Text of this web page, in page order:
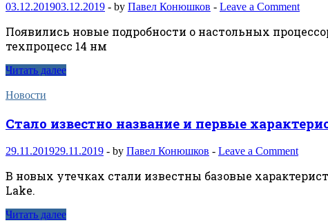
03.12.201903.12.2019 - by Павел Конюшков - Leave a Comment
Появились новые подробности о настольных
техпроцесс 14 нм
Читать далее
Новости
Стало известно название и первые
29.11.201929.11.2019 - by Павел Конюшков - Leave a Comment
В новых утечках стали известны базовые
Lake.
Читать далее